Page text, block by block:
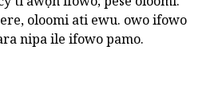
oloomi ati ewu. owo ifowo
nipa ile ifowo pamo.